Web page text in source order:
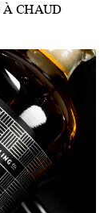
À CHAUD